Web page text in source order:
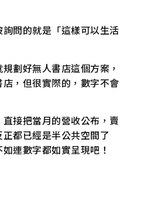
問的就是「這樣可以生活
劃好無人書店這個方案，
，但很實際的，數字不會
接把當月的營收公布，賣
都已經是半公共空間了
連數字都如實呈現吧！